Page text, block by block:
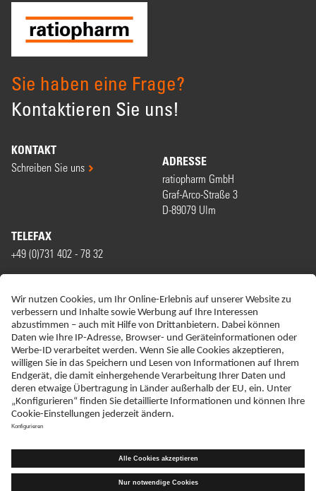
Sie haben eine Frage?
Kontaktieren Sie uns!
KONTAKT
Schreiben Sie uns ADRESSE
ratiopharm GmbH
Graf-Arco-Straße 3
D-89079 Ulm
TELEFAX
+49 (0)731 402 - 78 32
ERKLÄRUNG ZUR BARRIEREFREIHEIT
IMPRESSUM
DATENSCHUTZ
HAFTUNGSAUSSCHLUSS